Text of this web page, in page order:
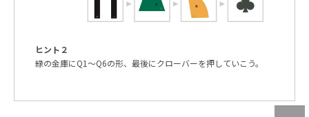
ヒント２
緑の金庫にQ1〜Q6の形、最後にクローバーを押していこう。